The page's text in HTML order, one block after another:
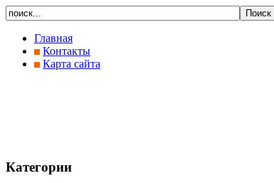
Главная
Контакты
Карта сайта
Категории